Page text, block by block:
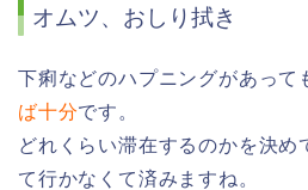
オムツ、おしり拭き
下痢などのハプニングがあって
ば十分です。
どれくらい滞在するのかを決め
て行かなくて済みますね。